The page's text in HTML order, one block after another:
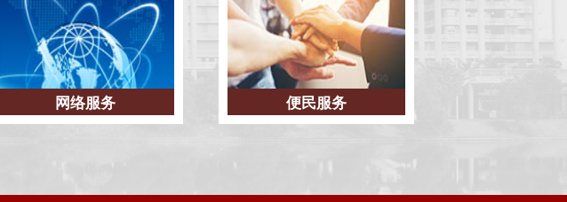
网络服务 便民服务